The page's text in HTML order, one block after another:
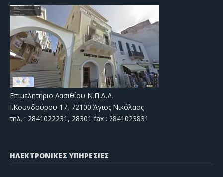
Επιμελητήριο Λασιθίου Ν.Π.Δ.Δ.
Ι.Κουνδούρου 17, 72100 Άγιος Νικόλαος
τηλ. : 2841022231, 28301 fax : 2841023831
ΗΛΕΚΤΡΟΝΙΚΕΣ ΥΠΗΡΕΣΙΕΣ